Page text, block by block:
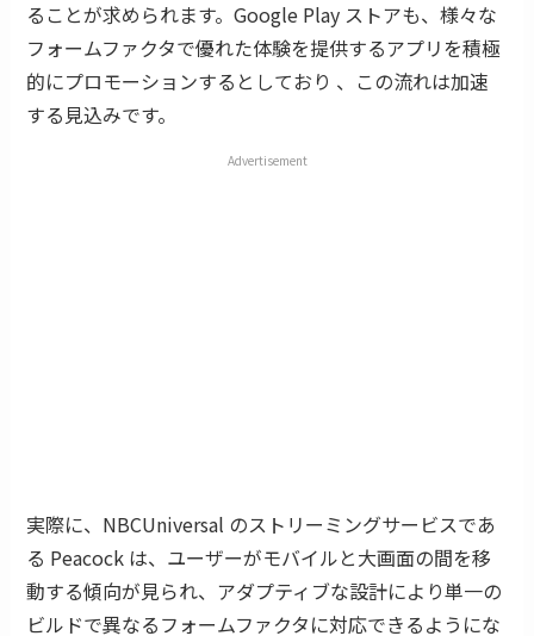
ることが求められます。Google Play ストアも、様々な
フォームファクタで優れた体験を提供するアプリを積極
的にプロモーションするとしており 、この流れは加速
する見込みです。
Advertisement
実際に、NBCUniversal のストリーミングサービスであ
る Peacock は、ユーザーがモバイルと大画面の間を移
動する傾向が見られ、アダプティブな設計により単一の
ビルドで異なるフォームファクタに対応できるようにな